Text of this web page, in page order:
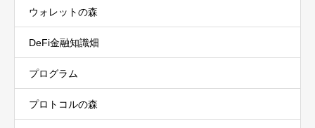
ウォレットの森
DeFi金融知識畑
プログラム
プロトコルの森